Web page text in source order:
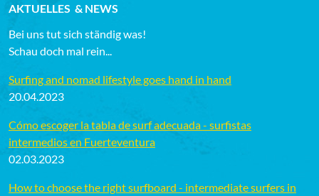
AKTUELLES & NEWS
Bei uns tut sich ständig was!
Schau doch mal rein...
Surfing and nomad lifestyle goes hand in hand
20.04.2023
Cómo escoger la tabla de surf adecuada - surfistas
intermedios en Fuerteventura
02.03.2023
How to choose the right surfboard - intermediate surfers in